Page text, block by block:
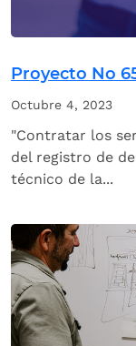
Proyecto No
Octubre 4, 2023
"Contratar los
del registro de
técnico de la...